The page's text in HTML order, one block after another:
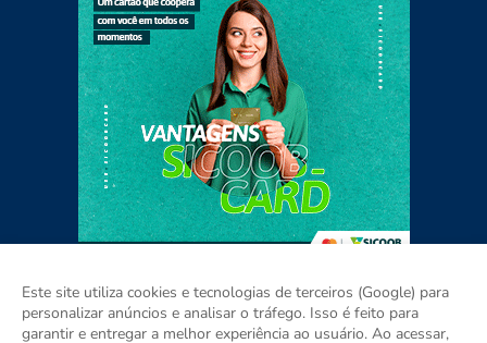
Este site utiliza cookies e tecnologias de terceiros (Google) para
personalizar anúncios e analisar o tráfego. Isso é feito para
garantir e entregar a melhor experiência ao usuário. Ao acessar,